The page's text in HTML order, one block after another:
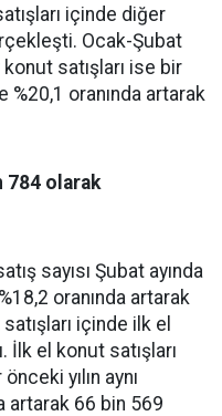
içinde diğer
Ocak-Şubat
satışları ise bir
%20,1 oranında artarak
784 olarak
sayısı Şubat ayında
oranında artarak
içinde ilk el
İlk el konut satışları
yılın aynı
artarak 66 bin 569